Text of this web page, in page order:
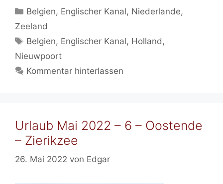
Kategorien
Belgien, Englischer Kanal, Niederlande,
Zeeland
Schlagwörter
Belgien, Englischer Kanal, Holland ,
Nieuwpoort
Kommentar hinterlassen
Urlaub Mai 2022 – 6 – Oostende
– Zierikzee
26. Mai 2022 von Edgar